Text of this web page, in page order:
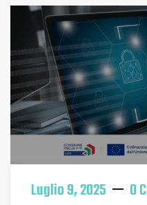
Luglio 9, 2025 0